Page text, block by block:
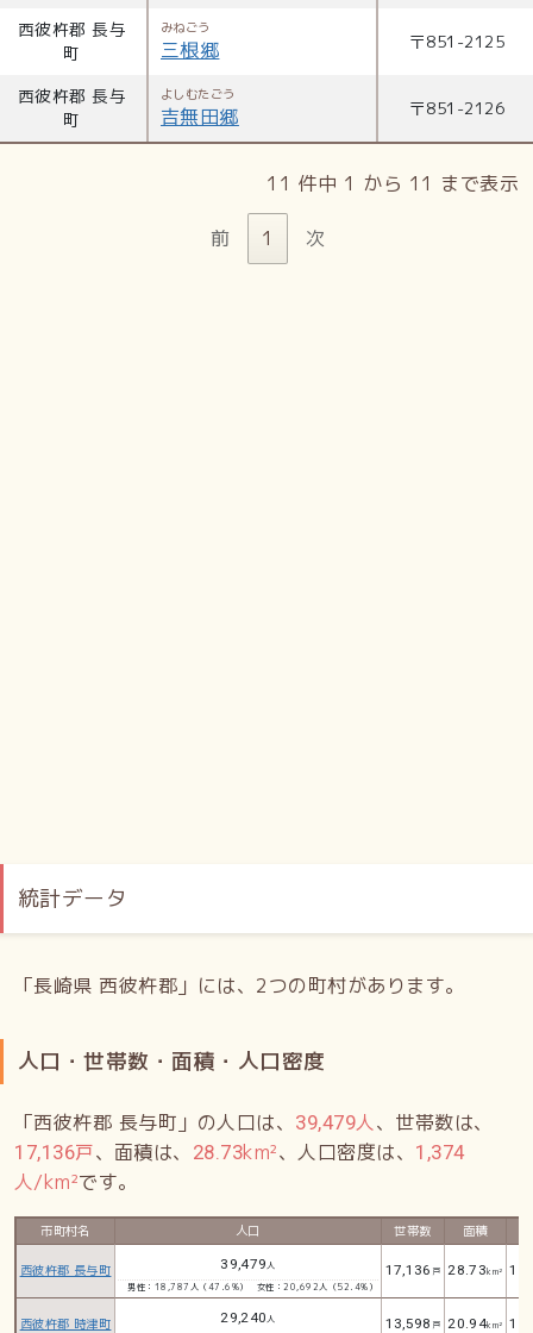
西彼杵郡 長与
町
みねごう
三根郷 〒851-2125
西彼杵郡 長与
町
よしむたごう
吉無田郷 〒851-2126
11 件中 1 から 11 まで表示
前 1 次
統計データ
「長崎県 西彼杵郡」には、2つの町村があります。
人口・世帯数・面積・人口密度
「西彼杵郡 長与町」の人口は、 39,479人、世帯数は、
17,136戸、面積は、 28.73km²、人口密度は、 1,374
人/km²です。
市町村名 人口 世帯数 面積
西彼杵郡 長与町 39,479 人
男性：18,787人（47.6%）
女性：20,692人（52.4%）
17,136 戸 28.73km²
西彼杵郡 時津町 29,240 人 13,598 戸 20.94km²